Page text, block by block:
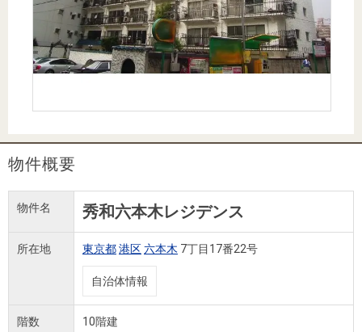
購入向け
サービス
住宅ロー
ンシミュ
レーショ
住まい1プ
ラス（お
役立ちコ
暮らしの
（電子ブ
ラム）
住まいと
暮らしの
（電子ブ
売却ガイ
ド
物件概要
物件名 秀和六本木レジデンス
所在地 東京都港区六本木 7丁目17番22号
自治体情報
階数 10階建